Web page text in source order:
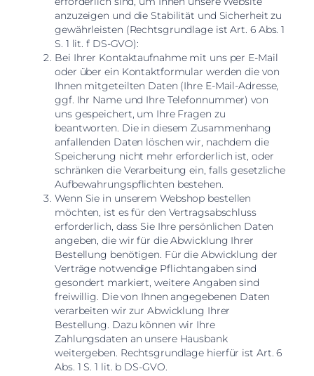
anzuzeigen und die Stabilität und Sicherheit zu
gewährleisten (Rechtsgrundlage ist Art. 6 Abs. 1
S. 1 lit. f DS-GVO):
Bei Ihrer Kontaktaufnahme mit uns per E-Mail
oder über ein Kontaktformular werden die von
Ihnen mitgeteilten Daten (Ihre E-Mail-Adresse,
ggf. Ihr Name und Ihre Telefonnummer) von
uns gespeichert, um Ihre Fragen zu
beantworten. Die in diesem Zusammenhang
anfallenden Daten löschen wir, nachdem die
Speicherung nicht mehr erforderlich ist, oder
schränken die Verarbeitung ein, falls gesetzliche
Aufbewahrungspflichten bestehen.
Wenn Sie in unserem Webshop bestellen
möchten, ist es für den Vertragsabschluss
erforderlich, dass Sie Ihre persönlichen Daten
angeben, die wir für die Abwicklung Ihrer
Bestellung benötigen. Für die Abwicklung der
Verträge notwendige Pflichtangaben sind
gesondert markiert, weitere Angaben sind
freiwillig. Die von Ihnen angegebenen Daten
verarbeiten wir zur Abwicklung Ihrer
Bestellung. Dazu können wir Ihre
Zahlungsdaten an unsere Hausbank
weitergeben. Rechtsgrundlage hierfür ist Art. 6
Abs. 1 S. 1 lit. b DS-GVO.